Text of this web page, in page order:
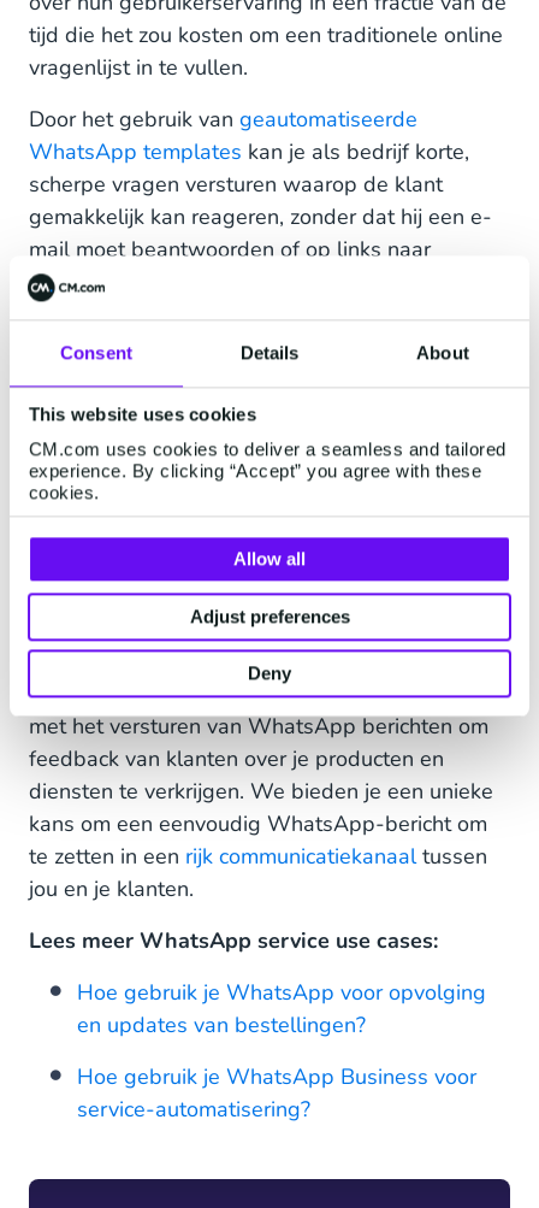
Consent Details About
This website uses cookies
CM.com uses cookies to deliver a seamless and tailored
experience. By clicking “Accept” you agree with these
cookies.
Allow all
Adjust preferences
Deny
tijd die het zou kosten om een traditionele online
vragenlijst in te vullen.
Door het gebruik van geautomatiseerde
WhatsApp templates kan je als bedrijf korte,
scherpe vragen versturen waarop de klant
gemakkelijk kan reageren, zonder dat hij een e-
mail moet beantwoorden of op links naar
externe websites hoeft te klikken. Op deze
manier worden de antwoorden die je ontvangt
automatisch omgezet in belangrijke informatie,
en bespaar je jezelf ook nog eens de moeite om
lange enquêtes door te spitten om te
achterhalen wat je klanten je eigenlijk vertellen.
Aan de slag met WhatsApp
voor het verzamelen van
klantenfeedback
Hier bij CM.com maken we het bedrijven starten
met het versturen van WhatsApp berichten om
feedback van klanten over je producten en
diensten te verkrijgen. We bieden je een unieke
kans om een eenvoudig WhatsApp-bericht om
te zetten in een rijk communicatiekanaaltussen
jou en je klanten.
Lees meer WhatsApp service use cases:
Hoe gebruik je WhatsApp voor opvolging
en updates van bestellingen?
Hoe gebruik je WhatsApp Business voor
service-automatisering?